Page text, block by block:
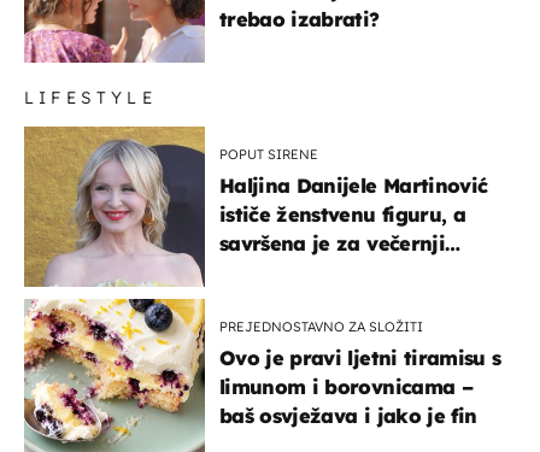
trebao izabrati?
LIFESTYLE
POPUT SIRENE
Haljina Danijele Martinović
ističe ženstvenu figuru, a
savršena je za večernji
PREJEDNOSTAVNO ZA SLOŽITI
Ovo je pravi ljetni tiramisu s
limunom i borovnicama –
baš osvježava i jako je fin